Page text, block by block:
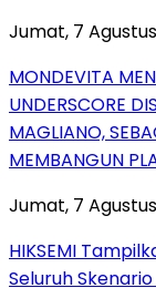
Jumat, 7
MONDEVITA
UNDERSCORE
MAGLIANO,
MEMBANGUN
Jumat, 7
HIKSEMI
Seluruh